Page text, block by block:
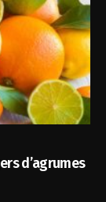
d’agrumes